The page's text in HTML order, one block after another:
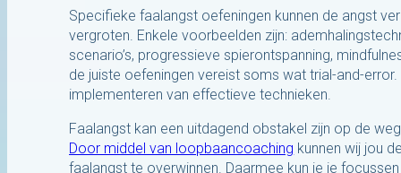
Specifieke faalangst oefeningen kunnen de angst
vergroten. Enkele voorbeelden zijn:
scenario’s, progressieve spierontspanning,
de juiste oefeningen vereist soms wat trial-and-
implementeren van effectieve technieken.
Faalangst kan een uitdagend obstakel zijn op de
Door middel van loopbaancoaching kunnen wij jou
faalangst te overwinnen. Daarmee kun je je